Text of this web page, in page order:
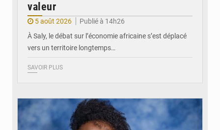
valeur
5 août 2026
Publié à 14h26
À Saly, le débat sur l’économie africaine s’est déplacé
vers un territoire longtemps…
SAVOIR PLUS